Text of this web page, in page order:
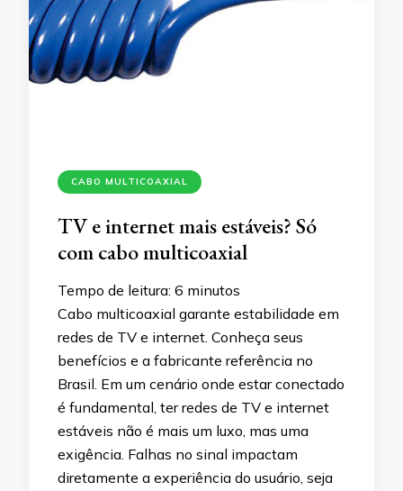
CABO MULTICOAXIAL
TV e internet mais estáveis? Só
com cabo multicoaxial
Tempo de leitura: 6 minutos
Cabo multicoaxial garante estabilidade em
redes de TV e internet. Conheça seus
benefícios e a fabricante referência no
Brasil. Em um cenário onde estar conectado
é fundamental, ter redes de TV e internet
estáveis não é mais um luxo, mas uma
exigência. Falhas no sinal impactam
diretamente a experiência do usuário, seja